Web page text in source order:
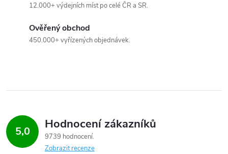
12.000+ výdejních míst po celé ČR a SR.
Ověřený obchod
450.000+ vyřízených objednávek.
5,0 Hodnocení zákazníků
9739 hodnocení
Zobrazit recenze